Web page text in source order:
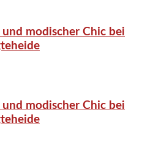
modischer Chic bei
modischer Chic bei